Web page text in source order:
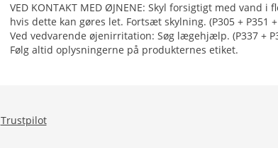
VED KONTAKT MED ØJNENE: Skyl forsigtigt med
hvis dette kan gøres let. Fortsæt skylning. (P305 + P351 +
Ved vedvarende øjenirritation: Søg lægehjælp. (P337 +
Følg altid oplysningerne på produkternes etiket.
Trustpilot